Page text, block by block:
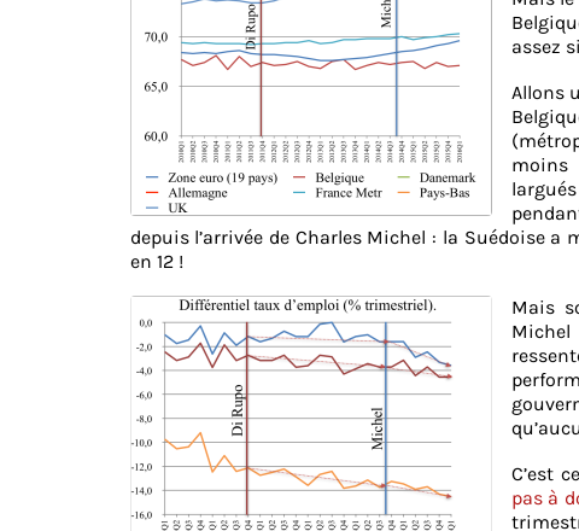
assez
Allons
moins
depuis l’arrivée de Charles Michel : la Suédoise
en 12 !
Mais
C’est
pas à